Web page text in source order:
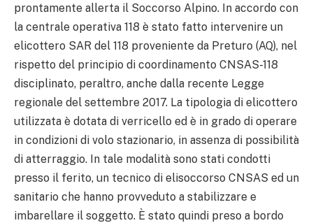
prontamente allerta il Soccorso Alpino. In accordo con
la centrale operativa 118 è stato fatto intervenire un
elicottero SAR del 118 proveniente da Preturo (AQ), nel
rispetto del principio di coordinamento CNSAS-118
disciplinato, peraltro, anche dalla recente Legge
regionale del settembre 2017. La tipologia di elicottero
utilizzata è dotata di verricello ed è in grado di operare
in condizioni di volo stazionario, in assenza di possibilità
di atterraggio. In tale modalità sono stati condotti
presso il ferito, un tecnico di elisoccorso CNSAS ed un
sanitario che hanno provveduto a stabilizzare e
imbarellare il soggetto. È stato quindi preso a bordo